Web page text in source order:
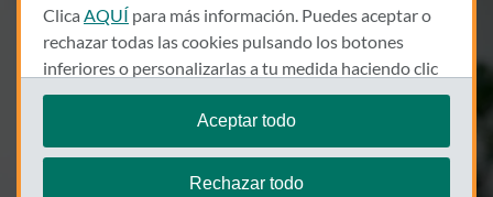
Clica AQUÍ para más información. Puedes aceptar o
rechazar todas las cookies pulsando los botones
inferiores o personalizarlas a tu medida haciendo clic
en"configurar cookies".
Te recordamos que puedes modificar tus ajustes de
cookies en cualquier momento en la sección
Aceptar todo
Rechazar todo